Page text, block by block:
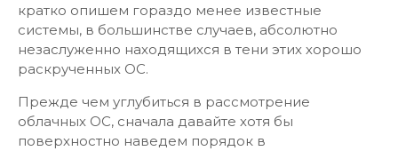
кратко опишем гораздо менее известные
системы, в большинстве случаев, абсолютно
незаслуженно находящихся в тени этих хорошо
раскрученных ОС.
Прежде чем углубиться в рассмотрение
облачных ОС, сначала давайте хотя бы
поверхностно наведем порядок в